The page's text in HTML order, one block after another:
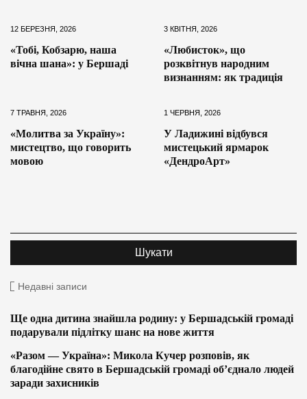
12 БЕРЕЗНЯ, 2026
«Тобі, Кобзарю, наша
вічна шана»: у Бершаді
3 КВІТНЯ, 2026
«Любисток», що
розквітнув народним
визнанням: як традиція
7 ТРАВНЯ, 2026
«Молитва за Україну»:
мистецтво, що говорить
мовою
1 ЧЕРВНЯ, 2026
У Ладижині відбувся
мистецький ярмарок
«ДендроАрт»
Недавні записи
Ще одна дитина знайшла родину: у Бершадській громаді
подарували підлітку шанс на нове життя
«Разом — Україна»: Микола Кучер розповів, як
благодійне свято в Бершадській громаді об’єднало людей
заради захисників